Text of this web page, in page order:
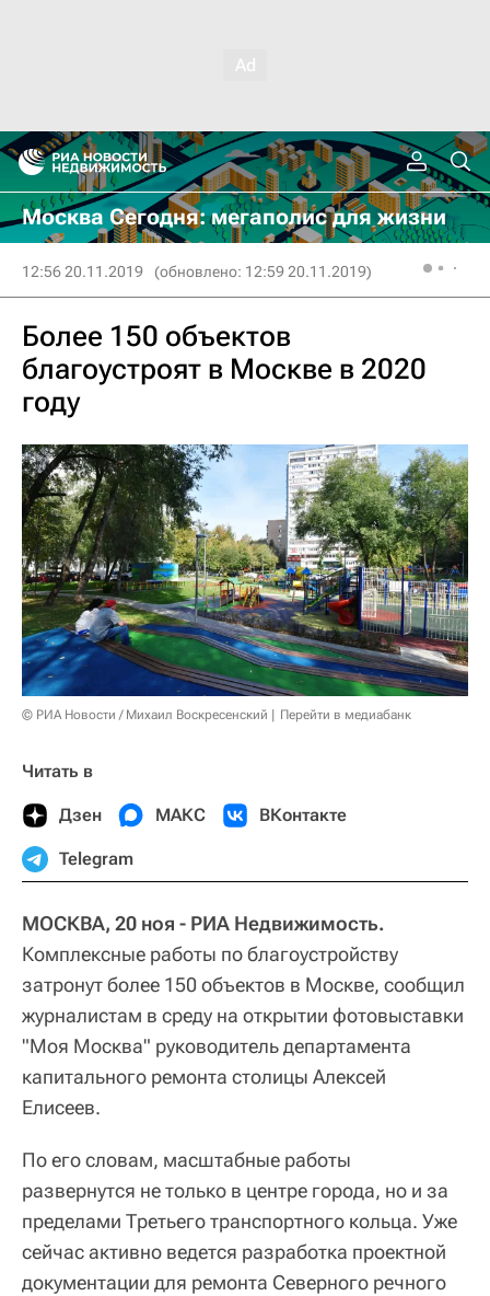
Москва Сегодня: мегаполис для жизни
12:56 20.11.2019 (обновлено: 12:59 20.11.2019)
Более 150 объектов
благоустроят в Москве в 2020
году
© РИА Новости / Михаил Воскресенский Перейти в медиабанк
Читать в
Дзен МАКС ВКонтакте
Telegram
МОСКВА, 20 ноя - РИА Недвижимость.
Комплексные работы по благоустройству
затронут более 150 объектов в Москве, сообщил
журналистам в среду на открытии фотовыставки
"Моя Москва" руководитель департамента
капитального ремонта столицы Алексей
Елисеев.
По его словам, масштабные работы
развернутся не только в центре города, но и за
пределами Третьего транспортного кольца. Уже
сейчас активно ведется разработка проектной
документации для ремонта Северного речного